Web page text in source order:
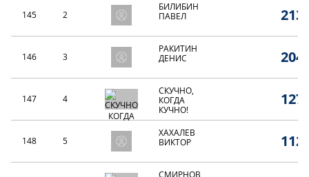
145 2
БИЛИБИН
ПАВЕЛ
146 3
РАКИТИН
ДЕНИС
147 4
СКУЧНО,
КОГДА
КУЧНО!
148 5
ХАХАЛЕВ
ВИКТОР
СМИРНОВ